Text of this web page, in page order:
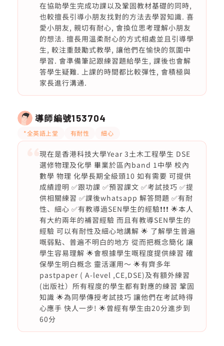
在協助學生完成功課以及鞏固教材基礎的同時,
也較擅長引導小朋友找對的方法去學習知識. 喜
愛小朋友, 親切有耐心, 會換位思考理解小朋友
的想法. 擅長用溫柔耐心的方式相處並且引導學
生, 較注重鼓勵式教學, 讓他們在愉快的氛圍中
學習. 會準備筆記跟練習題給學生, 課後也會解
答學生疑難. 上課的時間都比較彈性, 會積極與
家長進行溝通.
導師編號153704
*全英語上堂 有耐性 細心
現在是香港科技大學Year 3土木工程學生 DSE
選修物理及化學 畢業於區內band 1中學 校內
數學 物理 化學長期全級頭10 如有需要 可提供
成績證明 ✅跟功課 ✅預習課文 ✅考試技巧 ✅提
供相關練習 ✅課後whatsapp 解答問題 ✅有耐
性、細心 ✅有教導過SEN學生的經驗❗️❗️❗️ 🌟本人
有大約兩年的補習經驗 而且有教導SEN學生的
經驗 可以有耐性及細心地講解 🌟 了解學生普遍
嘅弱點、普遍不明白的地方 從而把概念簡化 讓
學生容易理解 🌟會根據學生嘅程度提供練習 確
保學生明白概念 靈活運用～ 🌟有齊多年
pastpaper ( A-level ,CE,DSE)及有額外練習
(出版社）所有程度的學生都有對應的練習 鞏固
知識 🌟為同學傳授考試技巧 讓他們在考試時得
心應手 快人一步! 🌟曾經有學生由20分進步到
60分